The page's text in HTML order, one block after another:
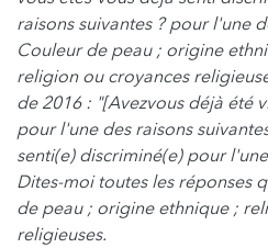
raisons suivantes ? pour l'une
Couleur de peau ; origine
religion ou croyances
de 2016 : "[Avezvous déjà été
pour l'une des raisons
senti(e) discriminé(e) pour
Dites-moi toutes les réponses
de peau ; origine ethnique ;
religieuses.